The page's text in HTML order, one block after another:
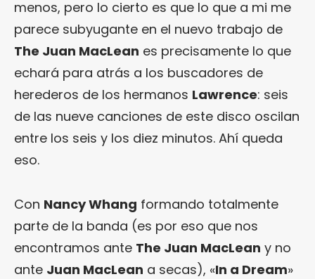
menos, pero lo cierto es que lo que a mi me
parece subyugante en el nuevo trabajo de
The Juan MacLean es precisamente lo que
echará para atrás a los buscadores de
herederos de los hermanos Lawrence: seis
de las nueve canciones de este disco oscilan
entre los seis y los diez minutos. Ahí queda
eso.
Con Nancy Whang formando totalmente
parte de la banda (es por eso que nos
encontramos ante The Juan MacLean y no
ante Juan MacLean a secas), «In a Dream»